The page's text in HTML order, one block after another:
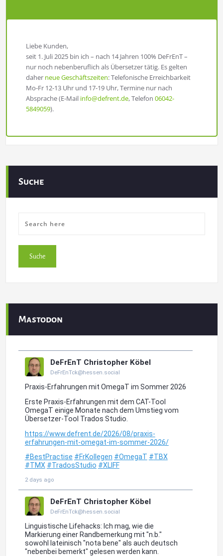
Liebe Kunden,
seit 1. Juli 2025 bin ich – nach 14 Jahren 100% DeFrEnT –
nur noch nebenberuflich als Übersetzer tätig. Es gelten
daher neue Geschäftszeiten: Telefonische Erreichbarkeit
Mo-Fr 12-13 Uhr und 17-19 Uhr, Termine nur nach
Absprache (E-Mail info@defrent.de, Telefon 06042-
5849059).
Suche
Mastodon